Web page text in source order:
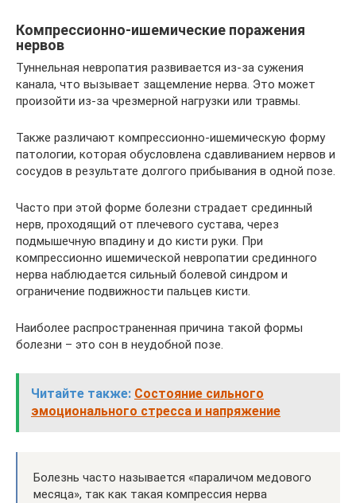
Компрессионно-ишемические поражения
нервов
Туннельная невропатия развивается из-за сужения
канала, что вызывает защемление нерва. Это может
произойти из-за чрезмерной нагрузки или травмы.
Также различают компрессионно-ишемическую форму
патологии, которая обусловлена сдавливанием нервов и
сосудов в результате долгого прибывания в одной позе.
Часто при этой форме болезни страдает срединный
нерв, проходящий от плечевого сустава, через
подмышечную впадину и до кисти руки. При
компрессионно ишемической невропатии срединного
нерва наблюдается сильный болевой синдром и
ограничение подвижности пальцев кисти.
Наиболее распространенная причина такой формы
болезни – это сон в неудобной позе.
Читайте также: Состояние сильного
эмоционального стресса и напряжение
Болезнь часто называется «параличом медового
месяца», так как такая компрессия нерва